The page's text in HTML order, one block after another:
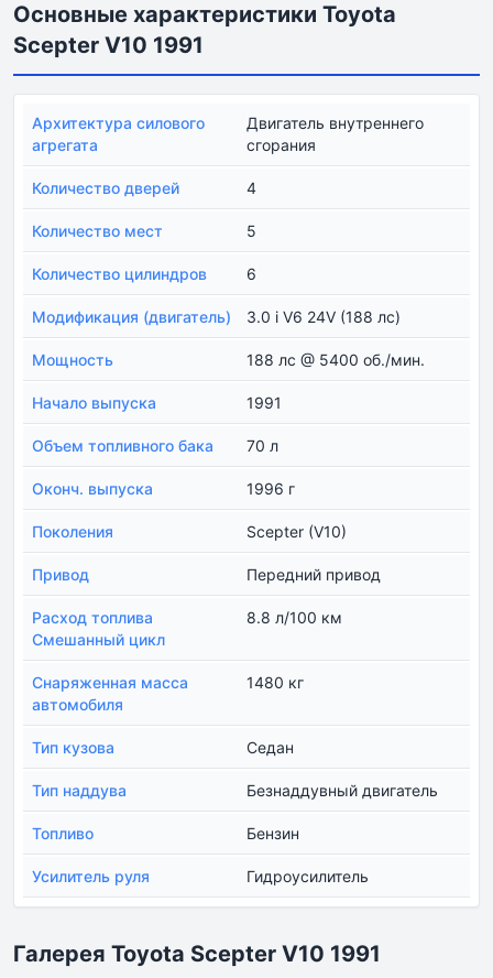
Основные характеристики Toyota
Scepter V10 1991
Архитектура силового
агрегата
Двигатель внутреннего
сгорания
Количество дверей 4
Количество мест 5
Количество цилиндров 6
Модификация (двигатель) 3.0 i V6 24V (188 лс)
Мощность 188 лс @ 5400 об./мин.
Начало выпуска 1991
Объем топливного бака 70 л
Оконч. выпуска 1996 г
Поколения Scepter (V10)
Привод Передний привод
Расход топлива
Смешанный цикл
8.8 л/100 км
Снаряженная масса
автомобиля
1480 кг
Тип кузова Седан
Тип наддува Безнаддувный двигатель
Топливо Бензин
Усилитель руля Гидроусилитель
Галерея Toyota Scepter V10 1991